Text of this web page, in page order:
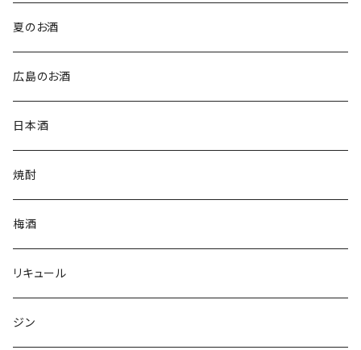
夏のお酒
広島のお酒
日本酒
焼酎
梅酒
リキュール
ジン